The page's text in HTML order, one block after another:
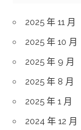
2025 年 11 月
2025 年 10 月
2025 年 9 月
2025 年 8 月
2025 年 1 月
2024 年 12 月